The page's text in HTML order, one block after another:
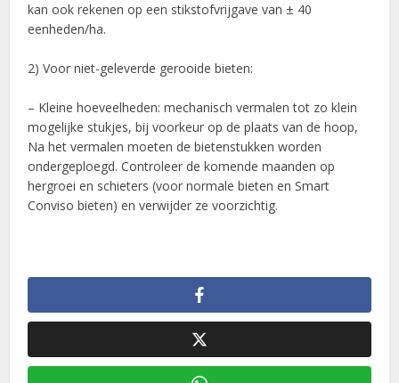
kan ook rekenen op een stikstofvrijgave van ± 40
eenheden/ha.
2) Voor niet-geleverde gerooide bieten:
– Kleine hoeveelheden: mechanisch vermalen tot zo klein
mogelijke stukjes, bij voorkeur op de plaats van de hoop,
Na het vermalen moeten de bietenstukken worden
ondergeploegd. Controleer de komende maanden op
hergroei en schieters (voor normale bieten en Smart
Conviso bieten) en verwijder ze voorzichtig.